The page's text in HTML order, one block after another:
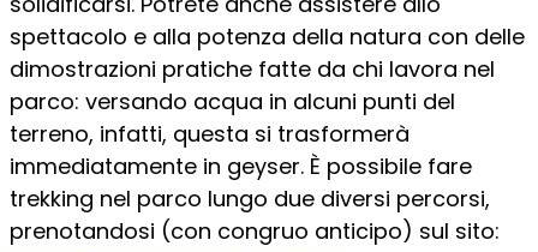
spettacolo e alla potenza della natura con delle
dimostrazioni pratiche fatte da chi lavora nel
parco: versando acqua in alcuni punti del
terreno, infatti, questa si trasformerà
immediatamente in geyser. È possibile fare
trekking nel parco lungo due diversi percorsi,
prenotandosi (con congruo anticipo) sul sito: